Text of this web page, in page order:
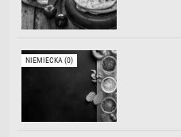
NIEMIECKA (0)